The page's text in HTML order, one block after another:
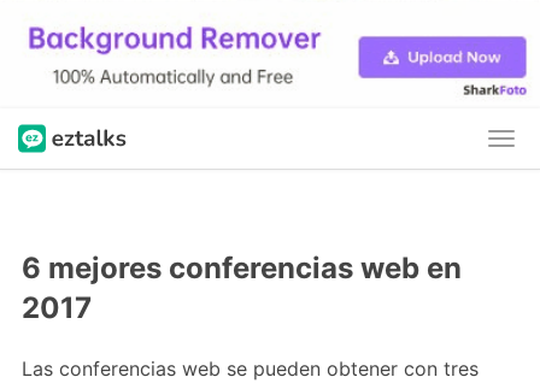
6 mejores conferencias web en
2017
Las conferencias web se pueden obtener con tres